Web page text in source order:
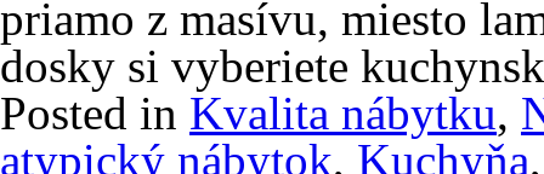
priamo z masívu, miesto
dosky si vyberiete
Posted in Kvalita nábytku,
atypický nábytok, Kuchyňa